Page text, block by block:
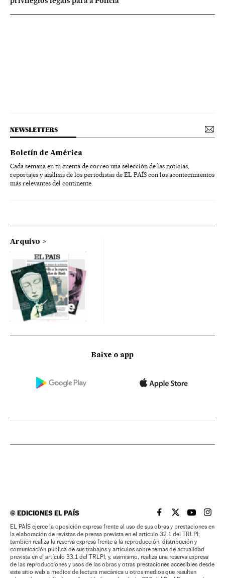
NEWSLETTERS
Boletín de América
Cada semana en tu cuenta de correo una selección de las noticias,
reportajes y análisis de los periodistas de EL PAÍS con los acontecimientos
más relevantes del continente.
Arquivo
Baixe o app
©EDICIONES EL PAÍS EL PAÍS BRASIL EN
EL PAÍSEL PAÍS
EL
EL PAÍS ejerce la oposición expresa frente al uso de sus obras y prestaciones en
la elaboración de revistas de prensa prevista en el artículo 32.1 del TRLPI;
también realiza la reserva expresa frente a la reproducción, distribución y
comunicación pública de sus trabajos y artículos sobre temas de actualidad
prevista en el artículo 33.1 del TRLPI; y, asimismo, realiza una reserva expresa
de las reproducciones y usos de las obras y otras prestaciones accesibles desde
este sitio web a medios de lectura mecánica u otros medios que resulten